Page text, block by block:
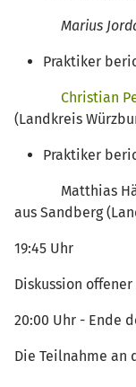
Marius Jordan,
Praktiker
Christian
(Landkreis
Praktiker
Matthias
aus Sandberg
19:45 Uhr
Diskussion offener
20:00 Uhr - Ende
Die Teilnahme an